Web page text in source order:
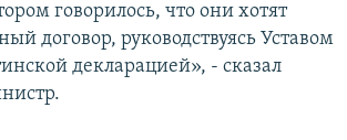
говорилось, что они хотят
договор, руководствуясь Уставом
декларацией», - сказал